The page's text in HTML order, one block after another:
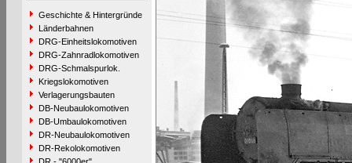
Geschichte & Hintergründe
Länderbahnen
DRG-Einheitslokomotiven
DRG-Zahnradlokomotiven
DRG-Schmalspurlok.
Kriegslokomotiven
Verlagerungsbauten
DB-Neubaulokomotiven
DB-Umbaulokomotiven
DR-Neubaulokomotiven
DR-Rekolokomotiven